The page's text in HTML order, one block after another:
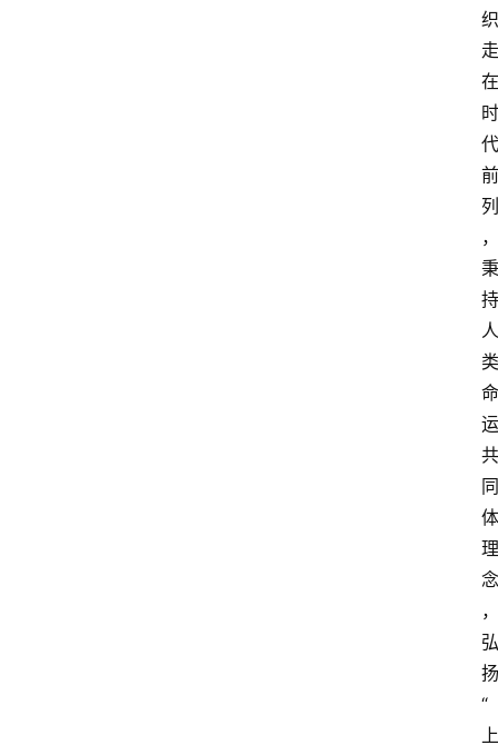
织
走
在
时
代
前
列
，
秉
持
人
类
命
运
共
同
体
理
念
，
弘
扬
“
上